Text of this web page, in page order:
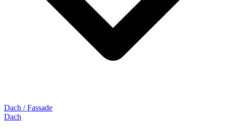
Dach / Fassade
Dach